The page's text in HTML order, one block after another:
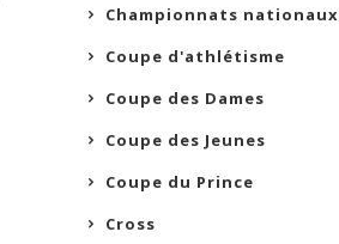
Championnats nationaux
Coupe d'athlétisme
Coupe des Dames
Coupe des Jeunes
Coupe du Prince
Cross